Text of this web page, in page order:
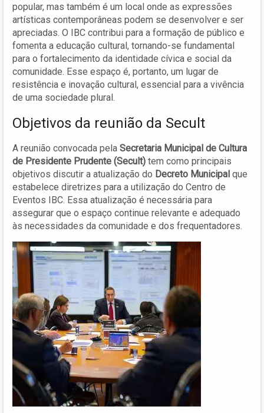
popular, mas também é um local onde as expressões
artísticas contemporâneas podem se desenvolver e ser
apreciadas. O IBC contribui para a formação de público e
fomenta a educação cultural, tornando-se fundamental
para o fortalecimento da identidade cívica e social da
comunidade. Esse espaço é, portanto, um lugar de
resistência e inovação cultural, essencial para a vivência
de uma sociedade plural.
Objetivos da reunião da Secult
A reunião convocada pela Secretaria Municipal de Cultura
de Presidente Prudente (Secult) tem como principais
objetivos discutir a atualização do Decreto Municipal que
estabelece diretrizes para a utilização do Centro de
Eventos IBC. Essa atualização é necessária para
assegurar que o espaço continue relevante e adequado
às necessidades da comunidade e dos frequentadores.